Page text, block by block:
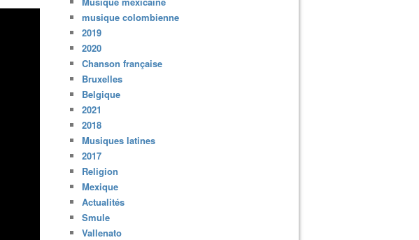
musique colombienne
2019
2020
Chanson française
Bruxelles
Belgique
2021
2018
Musiques latines
2017
Religion
Mexique
Actualités
Smule
Vallenato